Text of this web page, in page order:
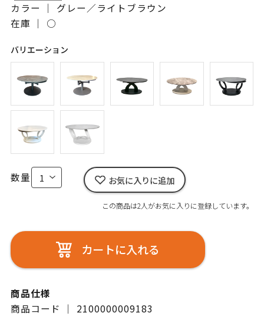
カラー ｜ グレー／ライトブラウン
在庫 ｜ ○
バリエーション
数量 お気に入りに追加
この商品は2人がお気に入りに登録しています。
カートに入れる
商品仕様
商品コード ｜ 2100000009183